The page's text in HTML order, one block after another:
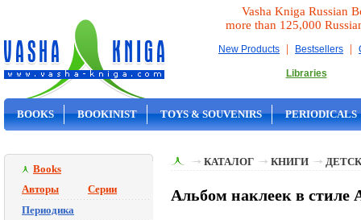
Vasha Kniga Russian
more than 125,000
New Products | Bestsellers |
Libraries
BOOKS BOOKINIST TOYS & SOUVENIRS PERIODICALS
Books
Авторы
Серии
Периодика
КАТАЛОГ КНИГИ
Альбом наклеек в стиле